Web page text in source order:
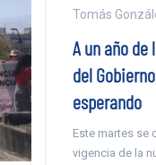
Tomás
A un año
del
esperando
Este martes se
vigencia de la